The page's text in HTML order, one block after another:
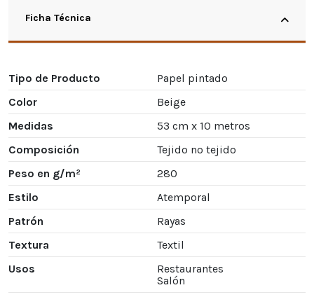
Ficha Técnica
Tipo de Producto
Papel pintado
Color
Beige
Medidas
53 cm x 10 metros
Composición
Tejido no tejido
Peso en g/m²
280
Estilo
Atemporal
Patrón
Rayas
Textura
Textil
Usos
Restaurantes
Salón